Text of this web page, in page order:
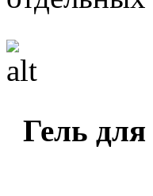
Гель